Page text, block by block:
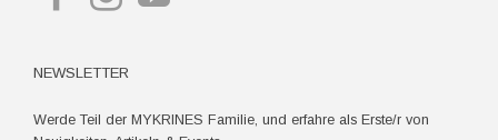
NEWSLETTER
Werde Teil der MYKRINES Familie, und erfahre als Erste/r von